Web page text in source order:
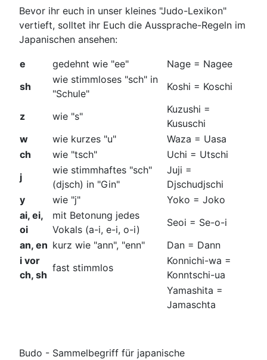
Bevor ihr euch in unser kleines "Judo-Lexikon"
vertieft, solltet ihr Euch die Aussprache-Regeln im
Japanischen ansehen:
e gedehnt wie "ee"
Nage = Nagee
sh
wie stimmloses "sch" in
"Schule"
Koshi = Koschi
z wie "s"
Kuzushi =
Kususchi
w
wie kurzes "u"
Waza = Uasa
ch
wie "tsch"
Uchi = Utschi
j
wie stimmhaftes "sch"
(djsch) in "Gin"
Juji =
Djschudjschi
y
wie "j"
Yoko = Joko
ai, ei,
oi
mit Betonung jedes
Vokals (a-i, e-i, o-i)
Seoi = Se-o-i
an, en kurz wie "ann", "enn"
Dan = Dann
i vor
ch, sh
fast stimmlos
Konnichi-wa =
Konntschi-ua
Yamashita =
Jamaschta
Budo - Sammelbegriff für japanische